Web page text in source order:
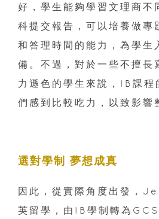
好，學生能夠學習文理商不
科提交報告，可以培養做專
和答理時間的能力，為學生
備。不過，對於一些不擅長
力遜色的學生來說，IB課程
們感到比較吃力，以致影響
選對學制 夢想成真
因此，從實際角度出發，
英留學，由IB學制轉為